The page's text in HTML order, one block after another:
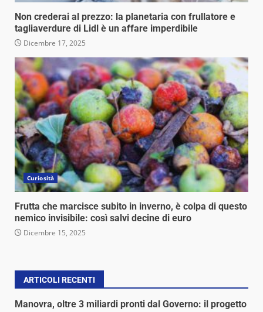
Non crederai al prezzo: la planetaria con frullatore e
tagliaverdure di Lidl è un affare imperdibile
Dicembre 17, 2025
Curiosità
Frutta che marcisce subito in inverno, è colpa di questo
nemico invisibile: così salvi decine di euro
Dicembre 15, 2025
ARTICOLI RECENTI
Manovra, oltre 3 miliardi pronti dal Governo: il progetto